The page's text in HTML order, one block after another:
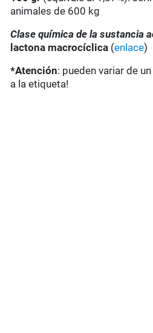
animales de 600 kg
Clase química de la sustancia
lactona macrocíclica (enlace)
*Atención: pueden variar de
a la etiqueta!